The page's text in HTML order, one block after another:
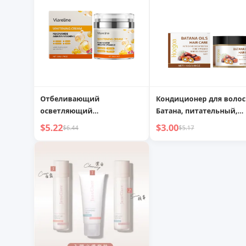
Отбеливающий
осветляющий
увлажняющий крем для
лица
$5.22$6.44
Кондиционер для волос
Батана, питательный,
увлажняющий
$3.00$5.17